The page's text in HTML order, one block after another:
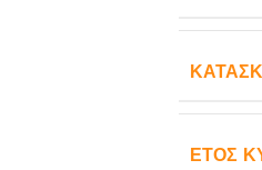
ΈΤΟΣ